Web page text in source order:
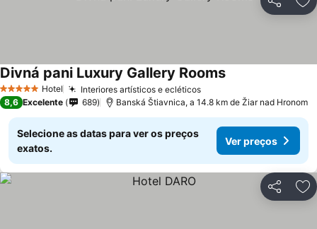
Partilhar
5 Estrelas Hotel Interiores artísticos e ecléticosVer preços
Divná pani Luxury Gallery RoomsVer preços
8,6 Excelente 689 Banská Štiavnica, a 14.8 km de Žiar nad Hronom
Selecione as datas para ver os preços
exatos.
Ver preços
Partilhar